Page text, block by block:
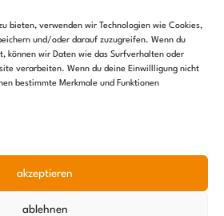
bieten, verwenden wir Technologien wie Cookies,
und/oder darauf zuzugreifen. Wenn du
können wir Daten wie das Surfverhalten oder
verarbeiten. Wenn du deine Einwillligung nicht
bestimmte Merkmale und Funktionen
akzeptieren
ablehnen
1238 1497 26